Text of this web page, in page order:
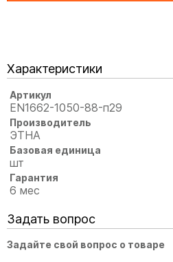
Характеристики
Артикул
EN1662-1050-88-п29
Производитель
ЭТНА
Базовая единица
шт
Гарантия
6 мес
Задать вопрос
Задайте свой вопрос о товаре